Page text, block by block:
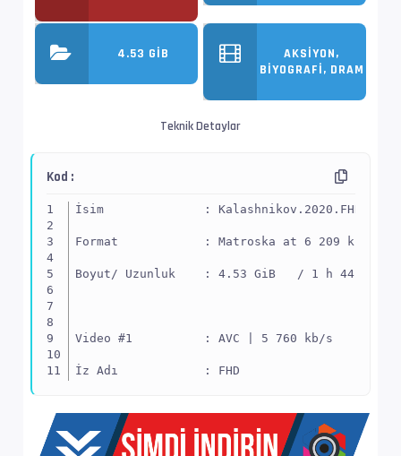
4.53 GIB
AKSIYON,
BIYOGRAFI, DRAM
Teknik Detaylar
Kod :
İsim              :
Format            : Matroska at 6 209 kb/s
Boyut/ Uzunluk    : 4.53 GiB   / 1 h 44 min
Video #1          : AVC | 5 760 kb/s
İz Adı            : FHD
Yapı              : V_MPEG4/ISO/AVC ->